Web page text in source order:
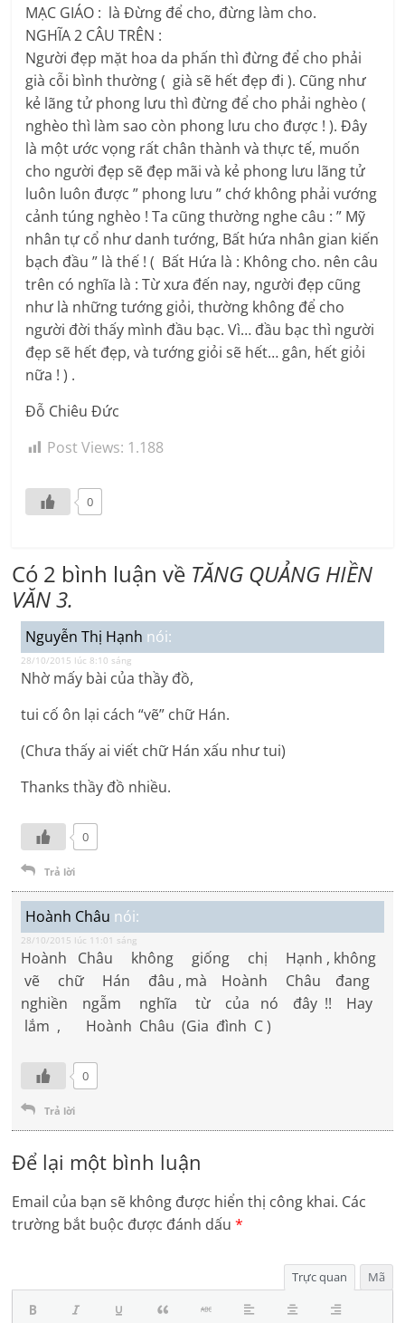
MẠC GIÁO : là Đừng để cho, đừng làm cho.
NGHĨA 2 CÂU TRÊN :
Người đẹp mặt hoa da phấn thì đừng để cho phải
già cỗi bình thường ( già sẽ hết đẹp đi ). Cũng như
kẻ lãng tử phong lưu thì đừng để cho phải nghèo (
nghèo thì làm sao còn phong lưu cho được ! ). Đây
là một ước vọng rất chân thành và thực tế, muốn
cho người đẹp sẽ đẹp mãi và kẻ phong lưu lãng tử
luôn luôn được ” phong lưu ” chớ không phải vướng
cảnh túng nghèo ! Ta cũng thường nghe câu : ” Mỹ
nhân tự cổ như danh tướng, Bất hứa nhân gian kiến
bạch đầu ” là thế ! ( Bất Hứa là : Không cho. nên câu
trên có nghĩa là : Từ xưa đến nay, người đẹp cũng
như là những tướng giỏi, thường không để cho
người đời thấy mình đầu bạc. Vì… đầu bạc thì người
đẹp sẽ hết đẹp, và tướng giỏi sẽ hết… gân, hết giỏi
nữa ! ) .
Đỗ Chiêu Đức
Post Views: 1.188
0
Có 2 bình luận về TĂNG QUẢNG HIỀN
VĂN 3.
Nguyễn Thị Hạnh nói:
28/10/2015 lúc 8:10 sáng
Nhờ mấy bài của thầy đồ,
tui cố ôn lại cách “vẽ” chữ Hán.
(Chưa thấy ai viết chữ Hán xấu như tui)
Thanks thầy đồ nhiều.
0
Trả lời
Hoành Châu nói:
28/10/2015 lúc 11:01 sáng
Hoành Châu không giống chị Hạnh , không
vẽ chữ Hán đâu , mà Hoành Châu đang
nghiền ngẫm nghĩa từ của nó đây !! Hay
lắm , Hoành Châu (Gia đình C )
0
Trả lời
Để lại một bình luận
Email của bạn sẽ không được hiển thị công khai. Các
trường bắt buộc được đánh dấu*
Trực quan Mã